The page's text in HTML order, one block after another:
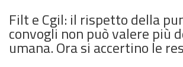
Filt e Cgil: il rispetto della
convogli non può valere più
umana. Ora si accertino le